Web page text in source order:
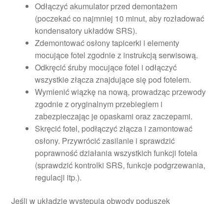
Odłączyć akumulator przed demontażem
(poczekać co najmniej 10 minut, aby rozładować
kondensatory układów SRS).
Zdemontować osłony tapicerki i elementy
mocujące fotel zgodnie z instrukcją serwisową.
Odkręcić śruby mocujące fotel i odłączyć
wszystkie złącza znajdujące się pod fotelem.
Wymienić wiązkę na nową, prowadząc przewody
zgodnie z oryginalnym przebiegiem i
zabezpieczając je opaskami oraz zaczepami.
Skręcić fotel, podłączyć złącza i zamontować
osłony. Przywrócić zasilanie i sprawdzić
poprawność działania wszystkich funkcji fotela
(sprawdzić kontrolki SRS, funkcje podgrzewania,
regulacji itp.).
Jeśli w układzie występują obwody poduszek